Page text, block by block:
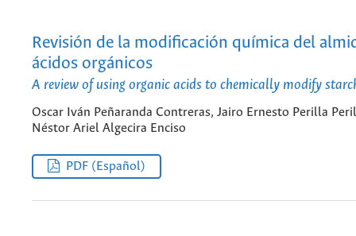
Revisión de la modificación química del
ácidos orgánicos
A review of using organic acids to chemically modify
Oscar Iván Peñaranda Contreras, Jairo Ernesto Perilla
Néstor Ariel Algecira Enciso
PDF (Español)